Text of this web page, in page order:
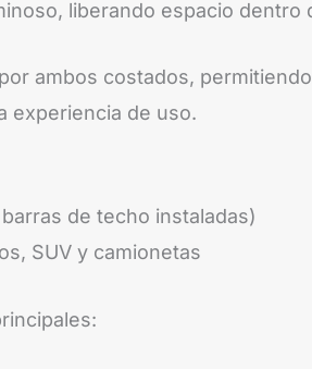
liberando espacio dentro
ambos costados,
experiencia de uso.
de techo instaladas)
SUV y camionetas